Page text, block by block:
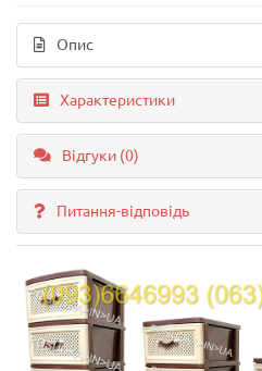
Опис
Характеристики
Відгуки (0)
Питання-відповідь